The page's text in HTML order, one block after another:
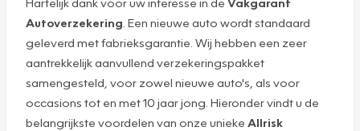
Autoverzekering . Een nieuwe auto wordt standaard
geleverd met fabrieksgarantie. Wij hebben een zeer
aantrekkelijk aanvullend verzekeringspakket
samengesteld, voor zowel nieuwe auto's, als voor
occasions tot en met 10 jaar jong. Hieronder vindt u de
belangrijkste voordelen van onze unieke Allrisk